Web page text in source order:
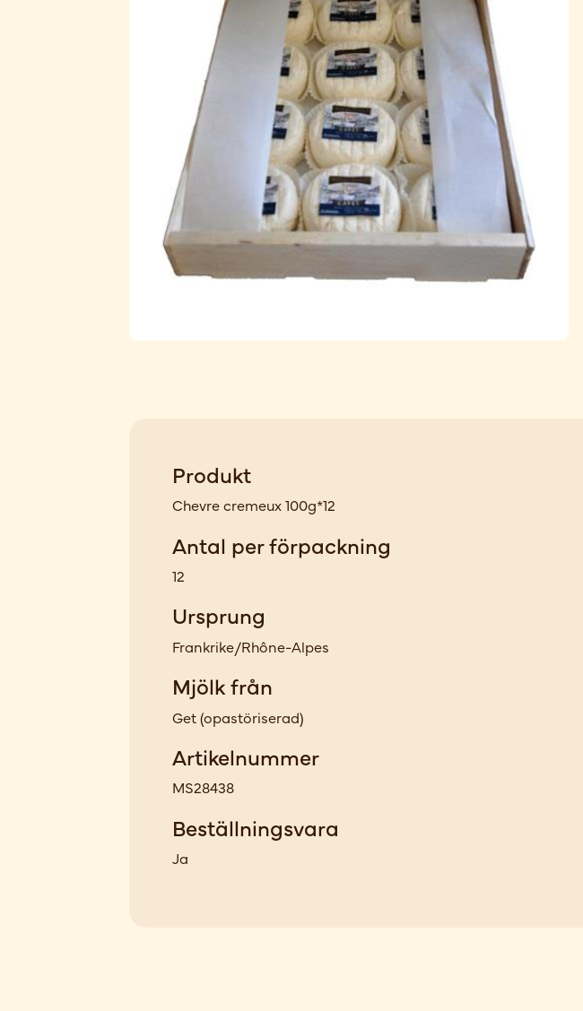
Produkt
Chevre cremeux 100g*12
Antal per förpackning
12
Ursprung
Frankrike/Rhône-Alpes
Mjölk från
Get(opastöriserad)
Artikelnummer
MS28438
Beställningsvara
Ja